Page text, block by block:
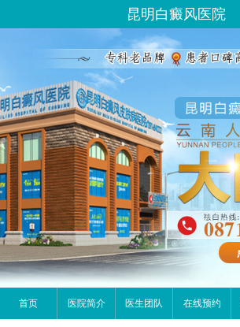
昆明白癜风医院
首页 医院简介 医生团队 在线预约